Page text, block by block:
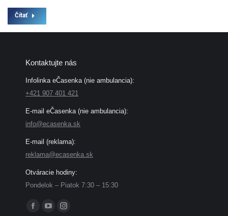
Čítať
Kontaktujte nás
Infolinka eČasenka (nie ambulancia):
+421 907 401 421
E-mail eČasenka (nie ambulancia):
info@ecasenka.sk
E-mail (reklama):
reklama@ecasenka.sk
Otváracie hodiny:
Pondelok – Piatok 7:30 – 15:30
Find us on:
FacebookYouTubeInstagram